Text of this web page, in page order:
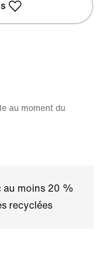
au moment du
au moins 20 %
recyclées